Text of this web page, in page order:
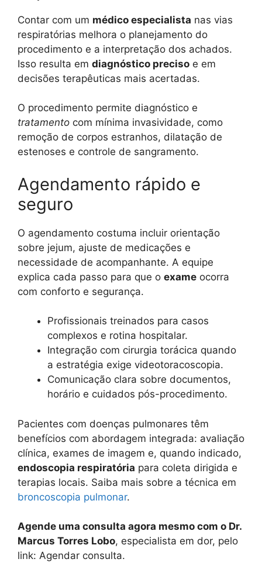
Contar com um médico especialista nas vias
respiratórias melhora o planejamento do
procedimento e a interpretação dos achados.
Isso resulta em diagnóstico preciso e em
decisões terapêuticas mais acertadas.
O procedimento permite diagnóstico e
tratamento com mínima invasividade, como
remoção de corpos estranhos, dilatação de
estenoses e controle de sangramento.
Agendamento rápido e
seguro
O agendamento costuma incluir orientação
sobre jejum, ajuste de medicações e
necessidade de acompanhante. A equipe
explica cada passo para que o exame ocorra
com conforto e segurança.
Profissionais treinados para casos
complexos e rotina hospitalar.
Integração com cirurgia torácica quando
a estratégia exige videotoracoscopia.
Comunicação clara sobre documentos,
horário e cuidados pós-procedimento.
Pacientes com doenças pulmonares têm
benefícios com abordagem integrada: avaliação
clínica, exames de imagem e, quando indicado,
endoscopia respiratória para coleta dirigida e
terapias locais. Saiba mais sobre a técnica em
broncoscopia pulmonar.
Agende uma consulta agora mesmo com o Dr.
Marcus Torres Lobo, especialista em dor, pelo
link: Agendar consulta.